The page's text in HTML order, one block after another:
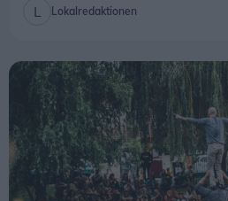
Lokalredaktionen